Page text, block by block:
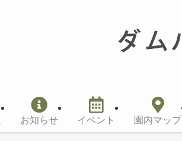
お知らせ イベント 園内マップ